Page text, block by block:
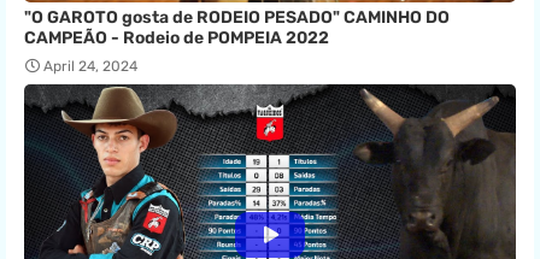
"O GAROTO gosta de RODEIO PESADO" CAMINHO DO
CAMPEÃO - Rodeio de POMPEIA 2022
April 24, 2024